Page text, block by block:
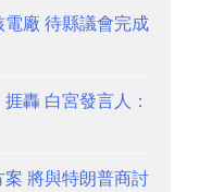
廠 待縣議會完成
轟 白宮發言人：
將與特朗普商討